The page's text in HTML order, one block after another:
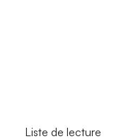
Liste de lecture